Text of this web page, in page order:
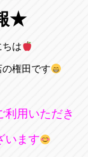
★
ちは
権田です
利用いただき
います